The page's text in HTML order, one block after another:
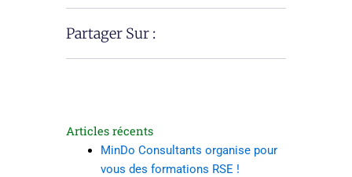
Partager Sur :
Articles récents
MinDo Consultants organise pour
vous des formations RSE !